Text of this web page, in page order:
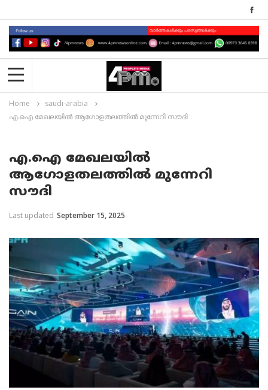
Home
saudi-arabia
എ.ഐ മേഖലയിൽ ആഗോളതലത്തിൽ മുന്നേറി സൗദി
എ.ഐ മേഖലയിൽ
ആഗോളതലത്തിൽ മുന്നേറി
സൗദി
Last updated September 15, 2025